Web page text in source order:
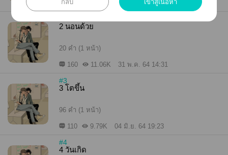
135 12.87K 31 พ.ค. 64 11:13
2 นอนด้วย
20 คำ (1 หน้า)
160 11.06K 31 พ.ค. 64 14:31
#3
3 โตขึ้น
96 คำ (1 หน้า)
110 9.79K 04 มิ.ย. 64 19:23
#4
4 วันเกิด